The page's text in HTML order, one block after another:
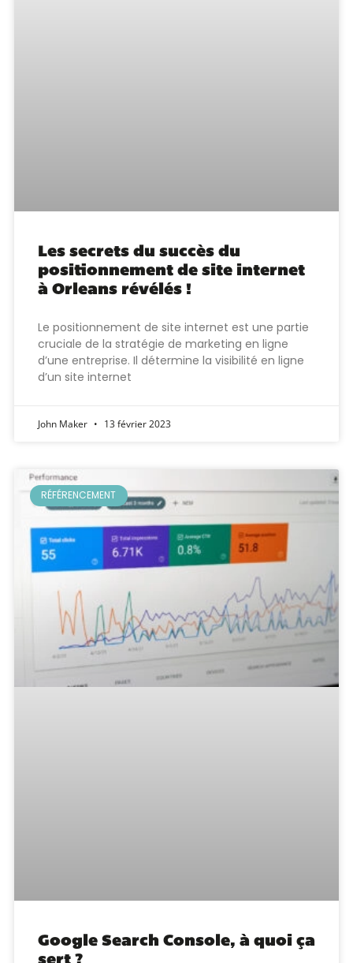
Les secrets du succès du
positionnement de site internet
à Orleans révélés !
Le positionnement de site internet est une partie
cruciale de la stratégie de marketing en ligne
d’une entreprise. Il détermine la visibilité en ligne
d’un site internet
John Maker 13 février 2023
RÉFÉRENCEMENT
Google Search Console, à quoi ça